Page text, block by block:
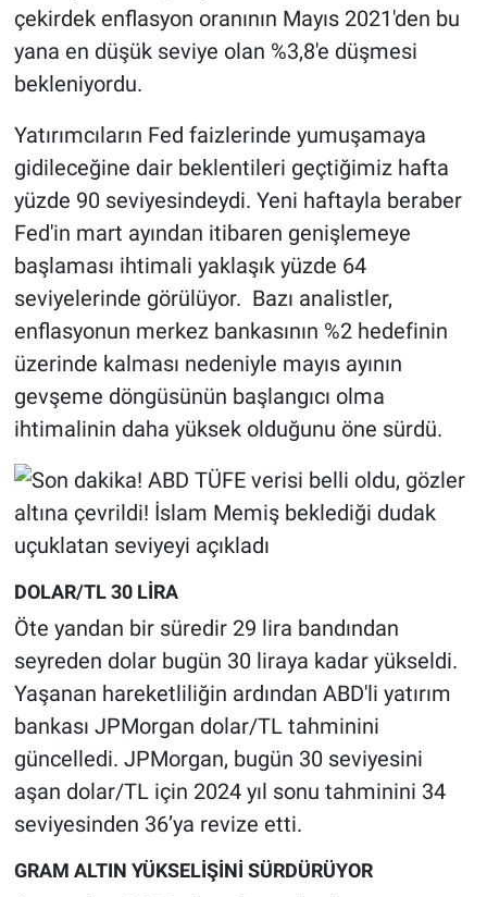
çekirdek enflasyon oranının Mayıs 2021'den bu
yana en düşük seviye olan %3,8'e düşmesi
bekleniyordu.
Yatırımcıların Fed faizlerinde yumuşamaya
gidileceğine dair beklentileri geçtiğimiz hafta
yüzde 90 seviyesindeydi. Yeni haftayla beraber
Fed'in mart ayından itibaren genişlemeye
başlaması ihtimali yaklaşık yüzde 64
seviyelerinde görülüyor. Bazı analistler,
enflasyonun merkez bankasının %2 hedefinin
üzerinde kalması nedeniyle mayıs ayının
gevşeme döngüsünün başlangıcı olma
ihtimalinin daha yüksek olduğunu öne sürdü.
DOLAR/TL 30 LİRA
Öte yandan bir süredir 29 lira bandından
seyreden dolar bugün 30 liraya kadar yükseldi.
Yaşanan hareketliliğin ardından ABD'li yatırım
bankası JPMorgan dolar/TL tahminini
güncelledi. JPMorgan, bugün 30 seviyesini
aşan dolar/TL için 2024 yıl sonu tahminini 34
seviyesinden 36’ya revize etti.
GRAM ALTIN YÜKSELİŞİNİ SÜRDÜRÜYOR